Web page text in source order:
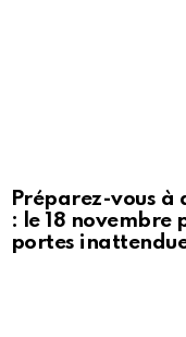
Préparez-vous à
: le 18 novembre
portes